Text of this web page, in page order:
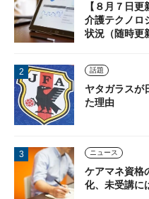
【８月７日
介護テクノ
状況（随時更
話題
ヤタガラスが
た理由
ニュース
ケアマネ資
化、未受講に